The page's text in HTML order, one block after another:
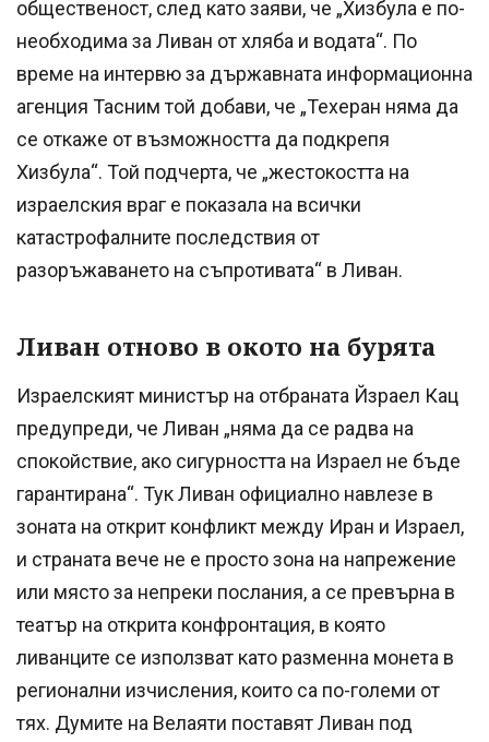
общественост, след като заяви, че „Хизбула е по-
необходима за Ливан от хляба и водата“. По
време на интервю за държавната информационна
агенция Тасним той добави, че „Техеран няма да
се откаже от възможността да подкрепя
Хизбула“. Той подчерта, че „жестокостта на
израелския враг е показала на всички
катастрофалните последствия от
разоръжаването на съпротивата“ в Ливан.
Ливан отново в окото на бурята
Израелският министър на отбраната Йзраел Кац
предупреди, че Ливан „няма да се радва на
спокойствие, ако сигурността на Израел не бъде
гарантирана“. Тук Ливан официално навлезе в
зоната на открит конфликт между Иран и Израел,
и страната вече не е просто зона на напрежение
или място за непреки послания, а се превърна в
театър на открита конфронтация, в която
ливанците се използват като разменна монета в
регионални изчисления, които са по-големи от
тях. Думите на Велаяти поставят Ливан под